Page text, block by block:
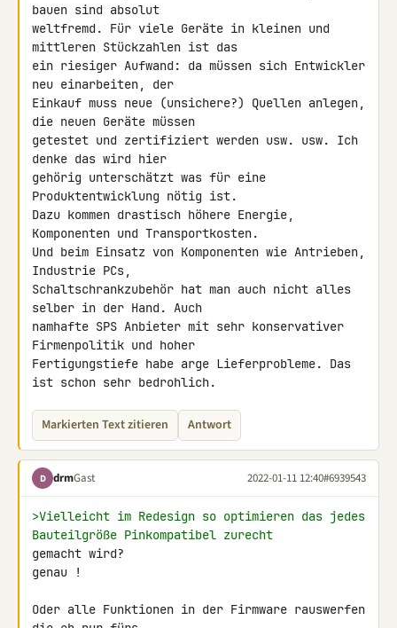
bauen sind absolut
weltfremd. Für viele Geräte in kleinen und
mittleren Stückzahlen ist das
ein riesiger Aufwand: da müssen sich Entwickler
neu einarbeiten, der
Einkauf muss neue (unsichere?) Quellen anlegen,
die neuen Geräte müssen
getestet und zertifiziert werden usw. usw. Ich
denke das wird hier
gehörig unterschätzt was für eine
Produktentwicklung nötig ist.
Dazu kommen drastisch höhere Energie,
Komponenten und Transportkosten.
Und beim Einsatz von Komponenten wie Antrieben,
Industrie PCs,
Schaltschrankzubehör hat man auch nicht alles
selber in der Hand. Auch
namhafte SPS Anbieter mit sehr konservativer
Firmenpolitik und hoher
Fertigungstiefe habe arge Lieferprobleme. Das
ist schon sehr bedrohlich.
Markierten Text zitieren Antwort
D drmGast 2022-01-11 12:40#6939543
>Vielleicht im Redesign so optimieren das jedes
Bauteilgröße Pinkompatibel zurecht
gemacht wird?
genau !
Oder alle Funktionen in der Firmware rauswerfen